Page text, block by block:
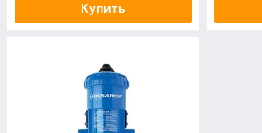
Купить